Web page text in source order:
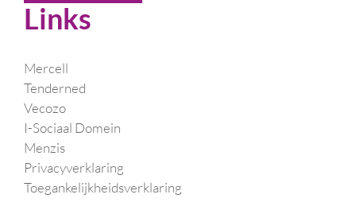
Links
Mercell
Tenderned
Vecozo
I-Sociaal Domein
Menzis
Privacyverklaring
Toegankelijkheidsverklaring